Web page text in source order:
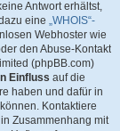
Antwort erhältst,
eine „WHOIS“-
Webhoster wie
den Abuse-Kontakt
(phpBB.com)
Einfluss auf die
haben und dafür in
Kontaktiere
Zusammenhang mit